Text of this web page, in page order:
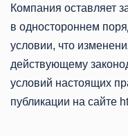
Компания оставляет
в одностороннем
условии, что
действующему
условий настоящих
публикации на сайте